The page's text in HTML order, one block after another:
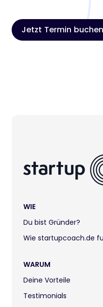
Jetzt Termin buchen
WIE
Du bist Gründer?
Wie startupcoach.de
WARUM
Deine Vorteile
Testimonials